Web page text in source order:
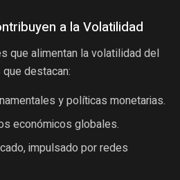
a la Volatilidad
que alimentan la volatilidad del
destacan:
y políticas monetarias.
económicos globales.
impulsado por redes